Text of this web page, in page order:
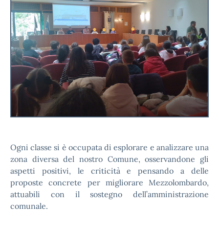
Ogni classe si è occupata di esplorare e analizzare una
zona diversa del nostro Comune, osservandone gli
aspetti positivi, le criticità e pensando a delle
proposte concrete per migliorare Mezzolombardo,
attuabili con il sostegno dell’amministrazione
comunale.